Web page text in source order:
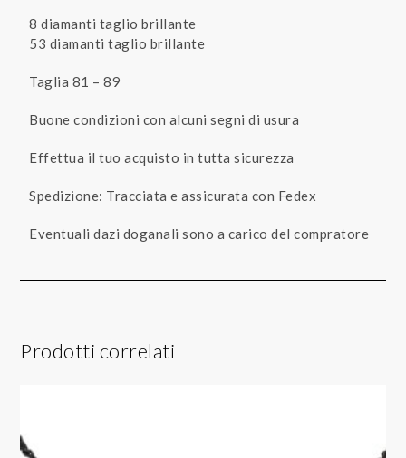
8 diamanti taglio brillante
53 diamanti taglio brillante
Taglia 81 – 89
Buone condizioni con alcuni segni di usura
Effettua il tuo acquisto in tutta sicurezza
Spedizione: Tracciata e assicurata con Fedex
Eventuali dazi doganali sono a carico del compratore
Prodotti correlati